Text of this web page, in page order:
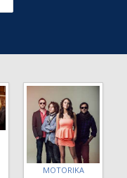
Татьяна Макарова